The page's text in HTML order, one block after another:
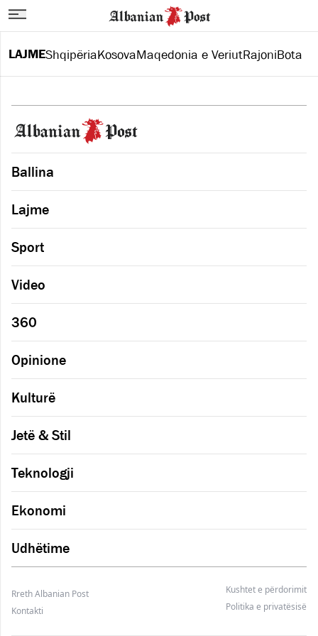
LAJMEShqipëriaKosovaMaqedonia e VeriutRajoniBota
Ballina
Lajme
Sport
Video
360
Opinione
Kulturë
Jetë & Stil
Teknologji
Ekonomi
Udhëtime
Rreth Albanian Post
Kushtet e përdorimit
Kontakti
Politika e privatësisë